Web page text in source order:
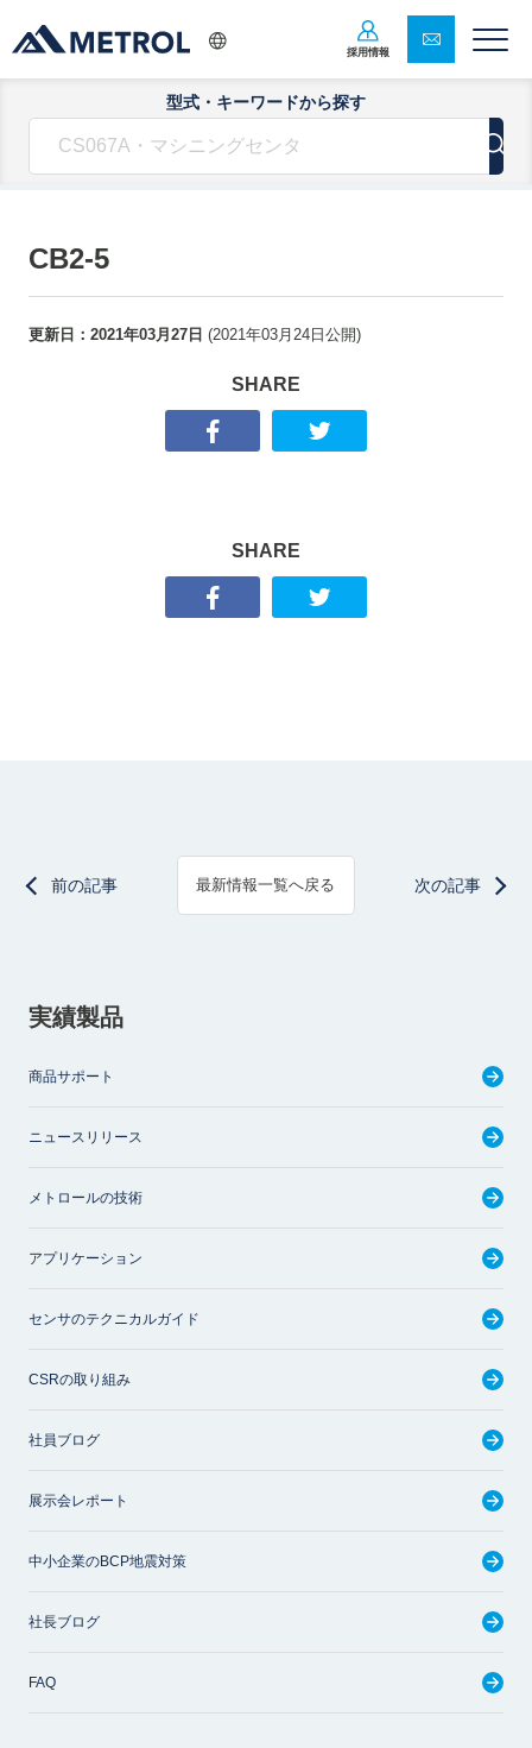
採用情報
型式・キーワードから探す
CB2-5
更新日： 2021年03月27日 (2021年03月24日 公開)
SHARE
SHARE
前の記事 最新情報一覧へ戻る 次の記事
実績製品
商品サポート
ニュースリリース
メトロールの技術
アプリケーション
センサのテクニカルガイド
CSRの取り組み
社員ブログ
展示会レポート
中小企業のBCP地震対策
社長ブログ
FAQ